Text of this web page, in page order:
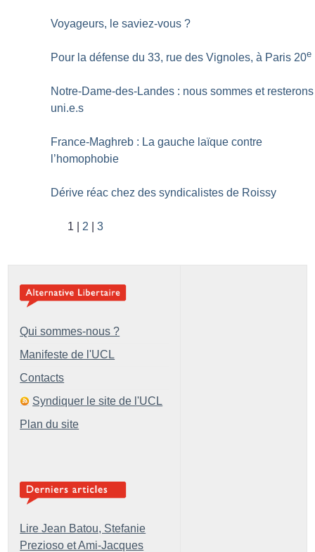
Voyageurs, le saviez-vous ?
Pour la défense du 33, rue des Vignoles, à Paris 20e
Notre-Dame-des-Landes : nous sommes et resterons
uni.e.s
France-Maghreb : La gauche laïque contre
l’homophobie
Dérive réac chez des syndicalistes de Roissy
1 2 3
Qui sommes-nous ?
Manifeste de l'UCL
Contacts
Syndiquer le site de l'UCL
Plan du site
Lire Jean Batou, Stefanie
Prezioso et Ami-Jacques